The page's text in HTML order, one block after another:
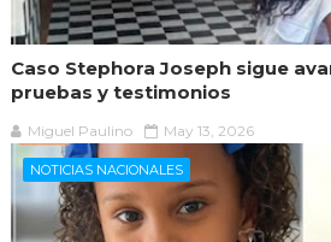
Caso Stephora Joseph sigue
pruebas y testimonios
Miguel Paulino May 13, 2026
NOTICIAS NACIONALES